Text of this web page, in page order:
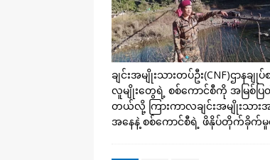
ချင်းအမျိုးသားတပ်ဦး(CNF)ဌာန
လူမျိုးတွေရဲ့ စစ်ကောင်စီကို အမြစ်ပြ
တယ်လို့ ကြားကာလချင်းအမျိုးသား
အနေနဲ့ စစ်ကောင်စီရဲ့ ဖိနှိပ်တိုက်ခိုက်